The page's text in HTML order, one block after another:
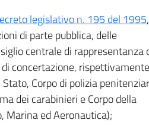
legislativo n. 195 del 1995,
di parte pubblica, delle
centrale di rappresentanza
concertazione,
Corpo di polizia
dei carabinieri e Corpo della
Marina ed Aeronautica);